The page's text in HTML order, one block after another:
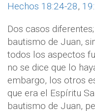
Hechos 18:24-28,
Dos casos
bautismo de Juan,
todos los aspectos
no se dice que lo
embargo, los otros
que era el Espíritu
bautismo de Juan,